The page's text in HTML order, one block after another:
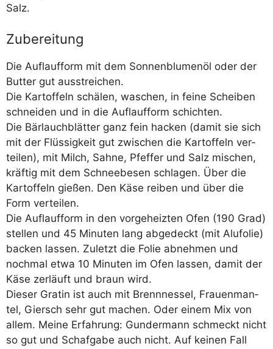
Salz.
Zubereitung
Die Auf­lauf­form mit dem Son­nen­blu­men­öl oder der
But­ter gut ausstreichen.
Die Kar­tof­feln schä­len, waschen, in fei­ne Schei­ben
schnei­den und in die Auf­lauf­form schichten.
Die Bär­lauch­blät­ter ganz fein hacken (damit sie sich
mit der Flüs­sig­keit gut zwi­schen die Kar­tof­feln ver­
tei­len), mit Milch, Sah­ne, Pfef­fer und Salz mischen,
kräf­tig mit dem Schnee­be­sen schla­gen. Über die
Kar­tof­feln gie­ßen. Den Käse rei­ben und über die
Form verteilen.
Die Auf­lauf­form in den vor­ge­heiz­ten Ofen (190 Grad)
stel­len und 45 Minu­ten lang abge­deckt (mit Alu­fo­lie)
backen las­sen. Zuletzt die Folie abneh­men und
noch­mal etwa 10 Minu­ten im Ofen las­sen, damit der
Käse zer­läuft und braun wird.
Die­ser Gra­tin ist auch mit Brenn­nes­sel, Frau­en­man­
tel, Giersch sehr gut machen. Oder einem Mix von
allem. Mei­ne Erfah­rung: Gun­der­mann schmeckt nicht
so gut und Schaf­ga­be auch nicht. Auf kei­nen Fall